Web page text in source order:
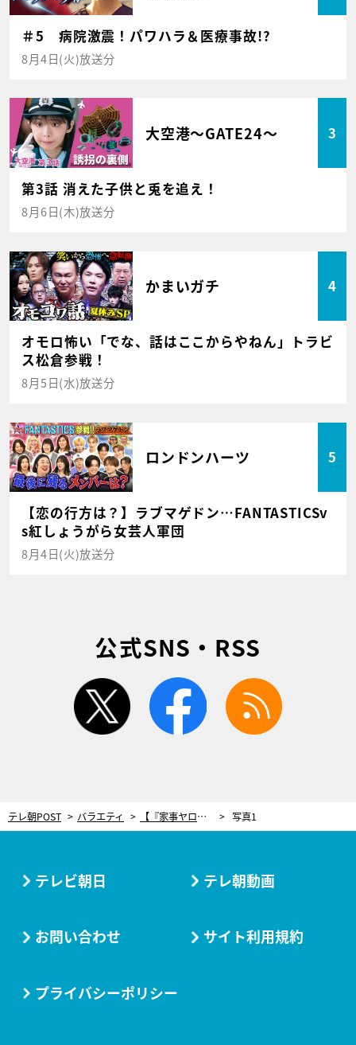
＃5 病院激震！パワハラ＆医療事故!?
8月4日(火)放送分
大空港～GATE24～ 3
第3話 消えた子供と兎を追え！
8月6日(木)放送分
かまいガチ 4
オモロ怖い「でな、話はここからやねん」トラビ
ス松倉参戦！
8月5日(水)放送分
ロンドンハーツ 5
【恋の行方は？】ラブマゲドン…FANTASTICSv
s紅しょうがら女芸人軍団
8月4日(火)放送分
公式SNS・RSS
twitter facebook
テレ朝POST バラエティ 【『家事ヤロウ!!!』レシピ】茹でない激うまパスタ、その名も「暗殺者のパスタ」 麺が旨みを直接吸収！ 写真1
テレビ朝日 テレ朝動画
お問い合わせ サイト利用規約
プライバシーポリシー